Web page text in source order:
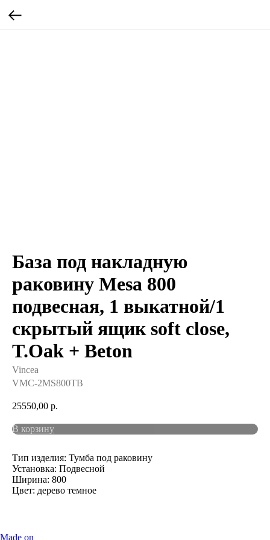
База под накладную
раковину Mesa 800
подвесная, 1 выкатной/1
скрытый ящик soft close,
T.Oak + Beton
Vincea
VMC-2MS800TB
25550,00 р.
В корзину
Тип изделия: Тумба под раковину
Установка: Подвесной
Ширина: 800
Цвет: дерево темное
Made on